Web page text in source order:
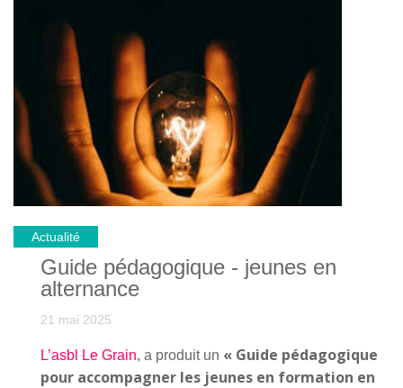
Corman présente la formation en alternance comme
un investissement sur l’avenir grâce à un tutorat bien
structuré favorisant une bonne transmission des
connaissances. L’entreprise précise également que «
Former un jeune en alternance vous donne une autre
vision des choses, de par les bagages théoriques plus
récents de l’apprenti. L’industrie doit s’intéresser
activement aux jeunes. Si on veut évoluer demain
avec d’autres capacités, mettons tout en œuvre pour
Actualité
Guide pédagogique - jeunes en
alternance
21 mai 2025
L’asbl Le Grain, a produit un « Guide pédagogique
pour accompagner les jeunes en formation en